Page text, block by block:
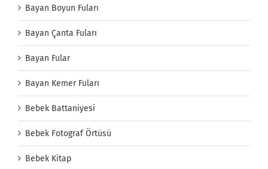
Bayan Boyun Fuları
Bayan Çanta Fuları
Bayan Fular
Bayan Kemer Fuları
Bebek Battaniyesi
Bebek Fotograf Örtüsü
Bebek Kitap